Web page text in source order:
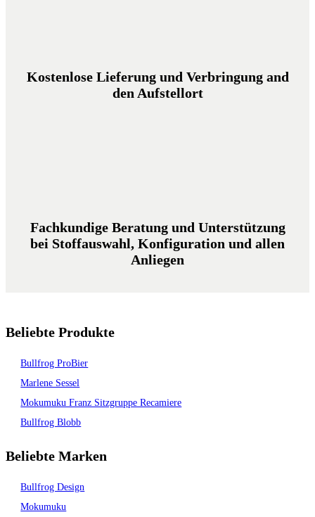
Kostenlose Lieferung und Verbringung and
den Aufstellort
Fachkundige Beratung und Unterstützung
bei Stoffauswahl, Konfiguration und allen
Anliegen
Beliebte Produkte
Bullfrog ProBier
Marlene Sessel
Mokumuku Franz Sitzgruppe Recamiere
Bullfrog Blobb
Beliebte Marken
Bullfrog Design
Mokumuku